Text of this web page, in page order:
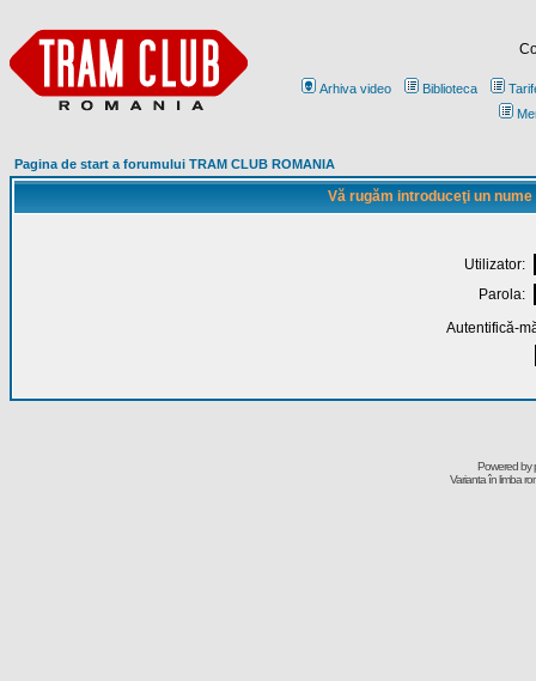
Arhiva video Biblioteca
Pagina de start a forumului TRAM CLUB ROMANIA
Vă rugăm introduceţi un
Utilizator:
Parola:
Autentifică-
Powered by
Varianta în limba